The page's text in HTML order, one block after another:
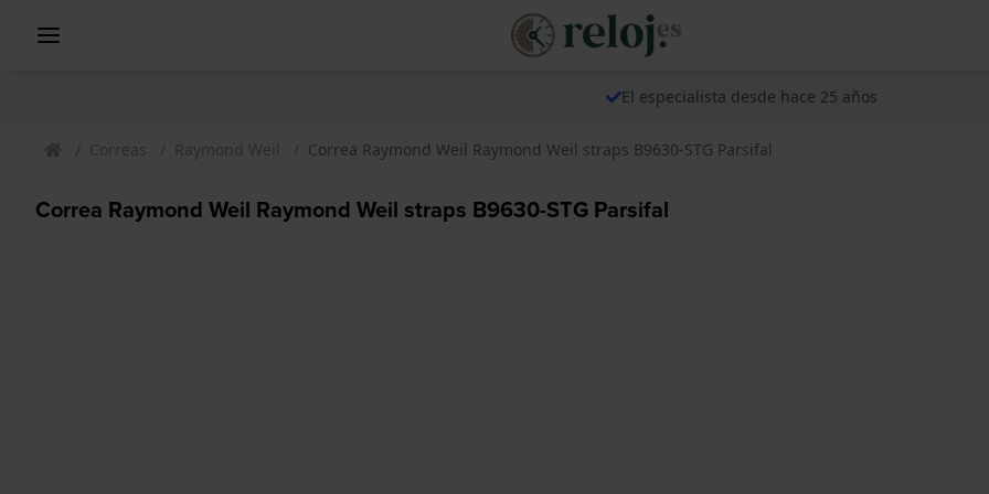
El especialista desde hace 25 años
Correas Raymond Weil Correa Raymond Weil Raymond Weil straps B9630-STG Parsifal
Correa Raymond Weil Raymond Weil straps B9630-STG Parsifal